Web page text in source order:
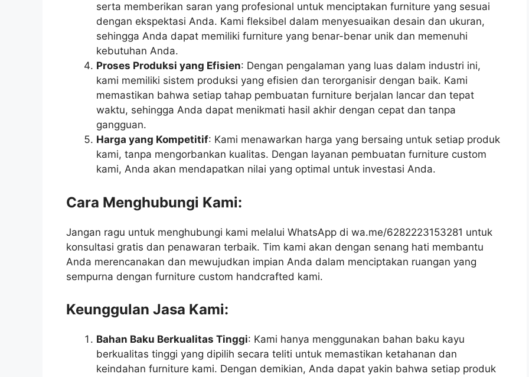
serta memberikan saran yang profesional untuk menciptakan furniture yang sesuai
dengan ekspektasi Anda. Kami fleksibel dalam menyesuaikan desain dan ukuran,
sehingga Anda dapat memiliki furniture yang benar-benar unik dan memenuhi
kebutuhan Anda.
Proses Produksi yang Efisien: Dengan pengalaman yang luas dalam industri ini,
kami memiliki sistem produksi yang efisien dan terorganisir dengan baik. Kami
memastikan bahwa setiap tahap pembuatan furniture berjalan lancar dan tepat
waktu, sehingga Anda dapat menikmati hasil akhir dengan cepat dan tanpa
gangguan.
Harga yang Kompetitif: Kami menawarkan harga yang bersaing untuk setiap produk
kami, tanpa mengorbankan kualitas. Dengan layanan pembuatan furniture custom
kami, Anda akan mendapatkan nilai yang optimal untuk investasi Anda.
Cara Menghubungi Kami:
Jangan ragu untuk menghubungi kami melalui WhatsApp di wa.me/6282223153281 untuk
konsultasi gratis dan penawaran terbaik. Tim kami akan dengan senang hati membantu
Anda merencanakan dan mewujudkan impian Anda dalam menciptakan ruangan yang
sempurna dengan furniture custom handcrafted kami.
Keunggulan Jasa Kami:
Bahan Baku Berkualitas Tinggi: Kami hanya menggunakan bahan baku kayu
berkualitas tinggi yang dipilih secara teliti untuk memastikan ketahanan dan
keindahan furniture kami. Dengan demikian, Anda dapat yakin bahwa setiap produk